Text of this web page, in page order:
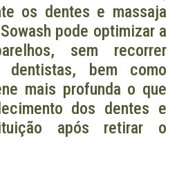
os dentes e massaja
pode optimizar a
sem recorrer
bem como
mais profunda o que
dos dentes e
após retirar o